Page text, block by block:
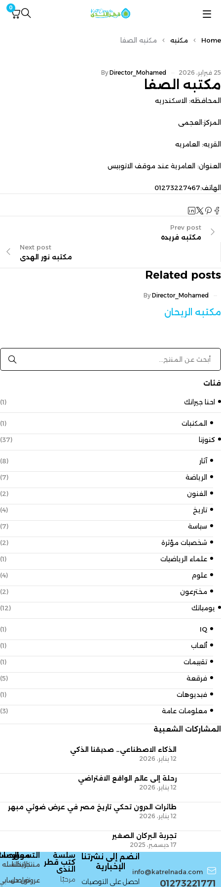
0
Home مكتبه مكتبه الصفا
25 فبراير، 2026 By Director_Mohamed
مكتبه الصفا
المحافظه: الاسكندريه
المركز:العجمى
القريه: العامريه
العنوان: العامرية عند موقف الاتوبيس
الهاتف:01273227467
Prev post
مكتبه فريده
Next post
مكتبه نور الهدى
Related posts
By Director_Mohamed
مكتبه الريحان
فئات
احنا جيرانك (1)
المكتبات (1)
كنوزنا (37)
آثار (8)
الرياضة (7)
الفنون (2)
تاريخ (4)
سياسة (7)
شخصيات مؤثرة (2)
علماء الرياضيات (1)
علوم (4)
مخترعون (2)
يومياتك (12)
IQ
(1)
ألعاب (1)
تقييمات (1)
فرقعة (5)
فيديوهات (1)
معلومات عامة (3)
المشاركات الشعبية
الذكاء الاصطناعي… صديقنا الذكي
12 يناير، 2026
رحلة إلى عالم الواقع الافتراضي
12 يناير، 2026
طائرات الدرون تحكي تاريخ مصر في عرض ضوئي مبهر
12 يناير، 2026
تجربة البركان الصغير
17 ديسمبر، 2025
انضم إلى نشرتنا
الإخبارية
احصل على التوصيات
info@katrelnada.com
01273221771
سلسة
كتب قطر
الندى
مرحبًا
التسوق
منتجاتنا
عروض
تاريخنا
تواصل
السله